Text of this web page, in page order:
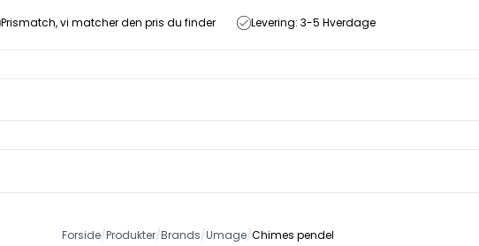
Prismatch, vi matcher den pris du finder Levering: 3-5 Hverdage
Forside/Produkter/Brands/Umage/Chimes pendel